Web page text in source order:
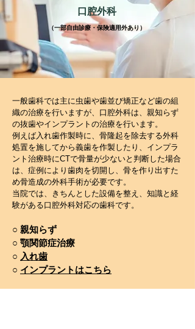
口腔外科
（一部自由診療・保険適用外あり）
一般歯科では主に虫歯や歯並び矯正など歯の組
織の治療を行いますが、口腔外科は、親知らず
の抜歯やインプラントの治療を行います。
例えば入れ歯作製時に、骨隆起を除去する外科
処置を施してから義歯を作製したり、インプラ
ント治療時にCTで骨量が少ないと判断した場合
は、症例により歯肉を切開し、骨を作り出すた
め骨造成の外科手術が必要です。
当院では、きちんとした設備を整え、知識と経
験がある口腔外科対応の歯科です。
○ 親知らず
​○ 顎関節症治療
○ 入れ歯​
○ インプラントはこちら